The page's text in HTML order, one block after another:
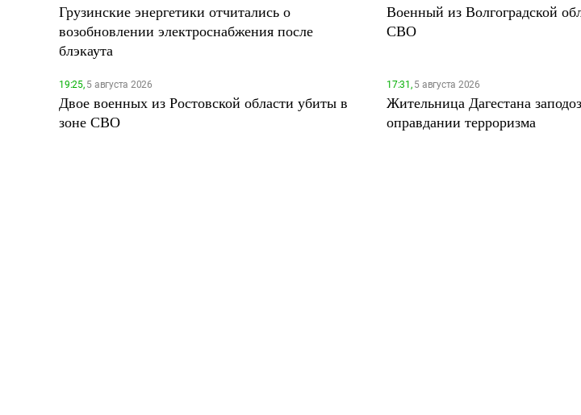
Грузинские энергетики отчитались о
возобновлении электроснабжения после
блэкаута
Военный из Волгоградской
СВО
19:25,5 августа 2026
Двое военных из Ростовской области убиты в
зоне СВО
17:31,5 августа 2026
Жительница Дагестана
оправдании терроризма